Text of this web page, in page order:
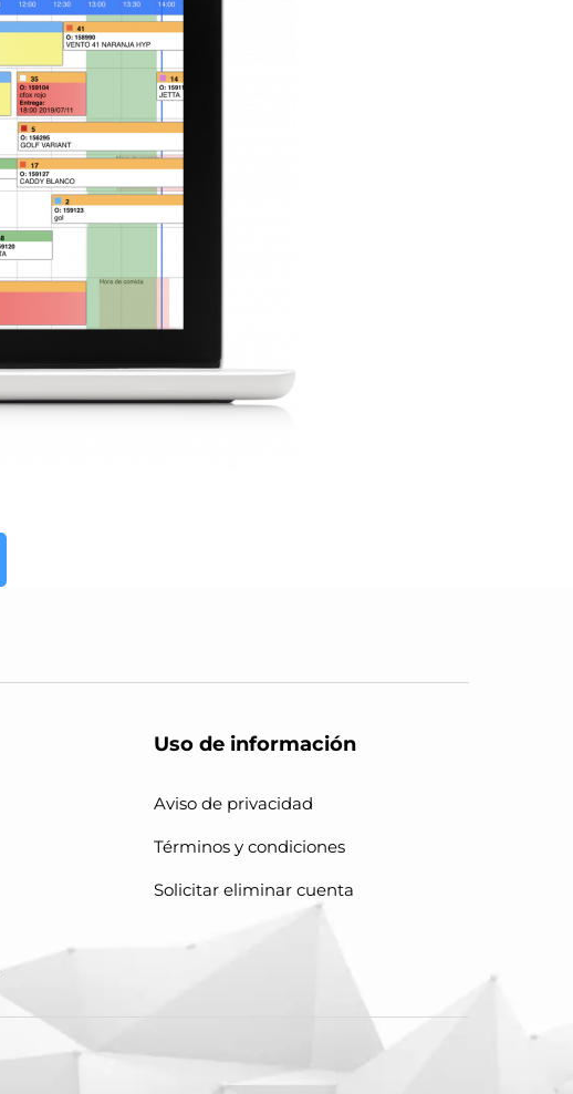
Uso de información
Aviso de privacidad
Términos y condiciones
Solicitar eliminar cuenta